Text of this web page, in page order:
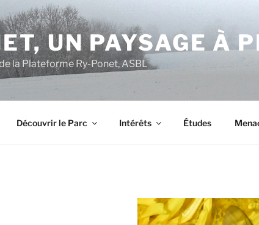
UN PAYSAGE À
la Plateforme Ry-Ponet, ASBL
Découvrir le Parc Intérêts Études